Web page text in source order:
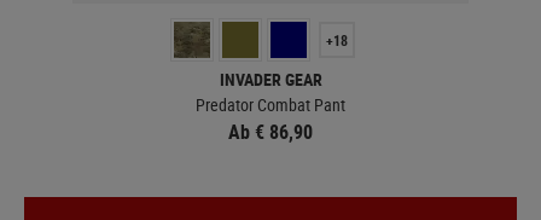
+18
INVADER GEAR
Predator Combat Pant
Ab € 86,90